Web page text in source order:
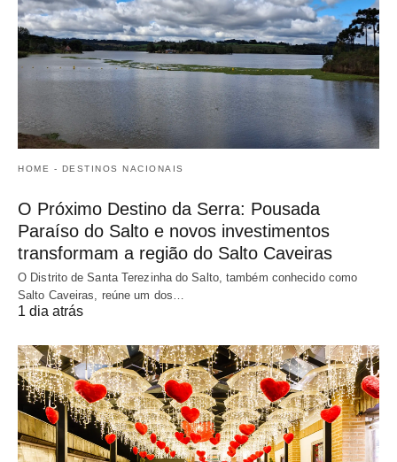
HOME - DESTINOS NACIONAIS
O Próximo Destino da Serra: Pousada
Paraíso do Salto e novos investimentos
transformam a região do Salto Caveiras
O Distrito de Santa Terezinha do Salto, também conhecido como
Salto Caveiras, reúne um dos…
1 dia atrás